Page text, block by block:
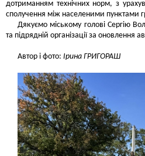
дотриманням технічних норм, з
сполучення між населеними пунктами
Дякуємо міському голові Сергію
та підрядній організації за оновлення
Автор і фото: Ірина ГРИГОРАШ